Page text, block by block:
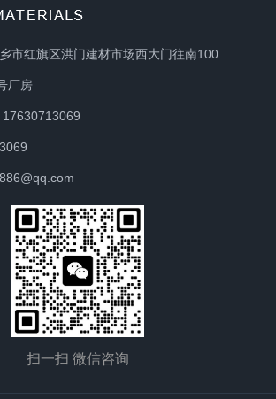
市红旗区洪门建材市场西大门往南100
厂房
扫一扫 微信咨询